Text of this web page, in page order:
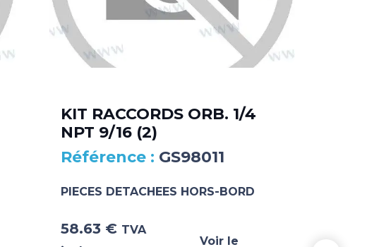
KIT RACCORDS ORB. 1/4
NPT 9/16 (2)
GS98011
PIECES DETACHEES HORS-BORD
58.63 € TVA
Voir le